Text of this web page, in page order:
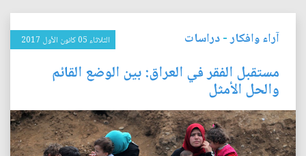
آراء وافكار-دراسات الثلاثاء 05 كانون الأول 2017
مستقبل الفقر في العراق: بين الوضع القائم
والحل الأمثل